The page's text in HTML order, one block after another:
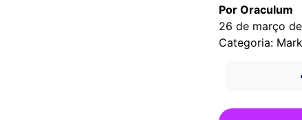
Por Oraculum
26 de março
Categoria: